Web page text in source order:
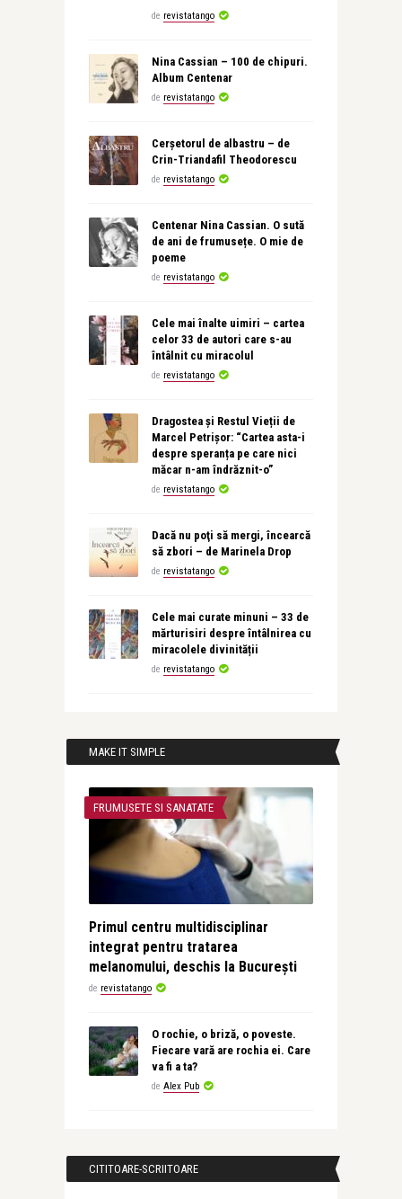
de revistatango
Nina Cassian – 100 de chipuri.
Album Centenar
de revistatango
Cerșetorul de albastru – de
Crin-Triandafil Theodorescu
de revistatango
Centenar Nina Cassian. O sută
de ani de frumusețe. O mie de
poeme
de revistatango
Cele mai înalte uimiri – cartea
celor 33 de autori care s-au
întâlnit cu miracolul
de revistatango
Dragostea și Restul Vieții de
Marcel Petrișor: “Cartea asta-i
despre speranța pe care nici
măcar n-am îndrăznit-o”
de revistatango
Dacă nu poţi să mergi, încearcă
să zbori – de Marinela Drop
de revistatango
Cele mai curate minuni – 33 de
mărturisiri despre întâlnirea cu
miracolele divinității
de revistatango
MAKE IT SIMPLE
FRUMUSETE SI SANATATE
Primul centru multidisciplinar
integrat pentru tratarea
melanomului, deschis la București
de revistatango
O rochie, o briză, o poveste.
Fiecare vară are rochia ei. Care
va fi a ta?
de Alex Pub
CITITOARE-SCRIITOARE